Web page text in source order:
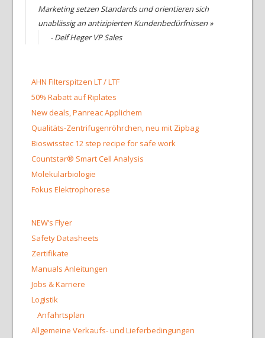
Marketing setzen Standards und orientieren sich
unablässig an antizipierten Kundenbedürfnissen »
- Delf Heger VP Sales
AHN Filterspitzen LT / LTF
50% Rabatt auf Riplates
New deals, Panreac Applichem
Qualitäts-Zentrifugenröhrchen, neu mit Zipbag
Bioswisstec 12 step recipe for safe work
Countstar® Smart Cell Analysis
Molekularbiologie
Fokus Elektrophorese
NEW’s Flyer
Safety Datasheets
Zertifikate
Manuals Anleitungen
Jobs & Karriere
Logistik
Anfahrtsplan
Allgemeine Verkaufs- und Lieferbedingungen